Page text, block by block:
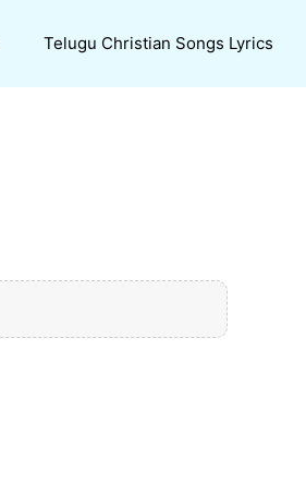
Telugu Christian Songs Lyrics